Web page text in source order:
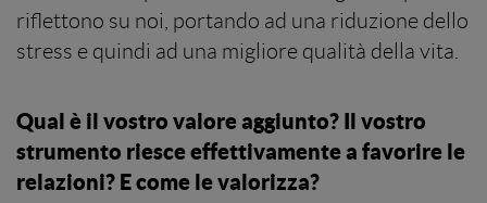
riflettono su noi, portando ad una riduzione dello
stress e quindi ad una migliore qualità della vita.
Qual è il vostro valore aggiunto? Il vostro
strumento riesce effettivamente a favorire le
relazioni? E come le valorizza?